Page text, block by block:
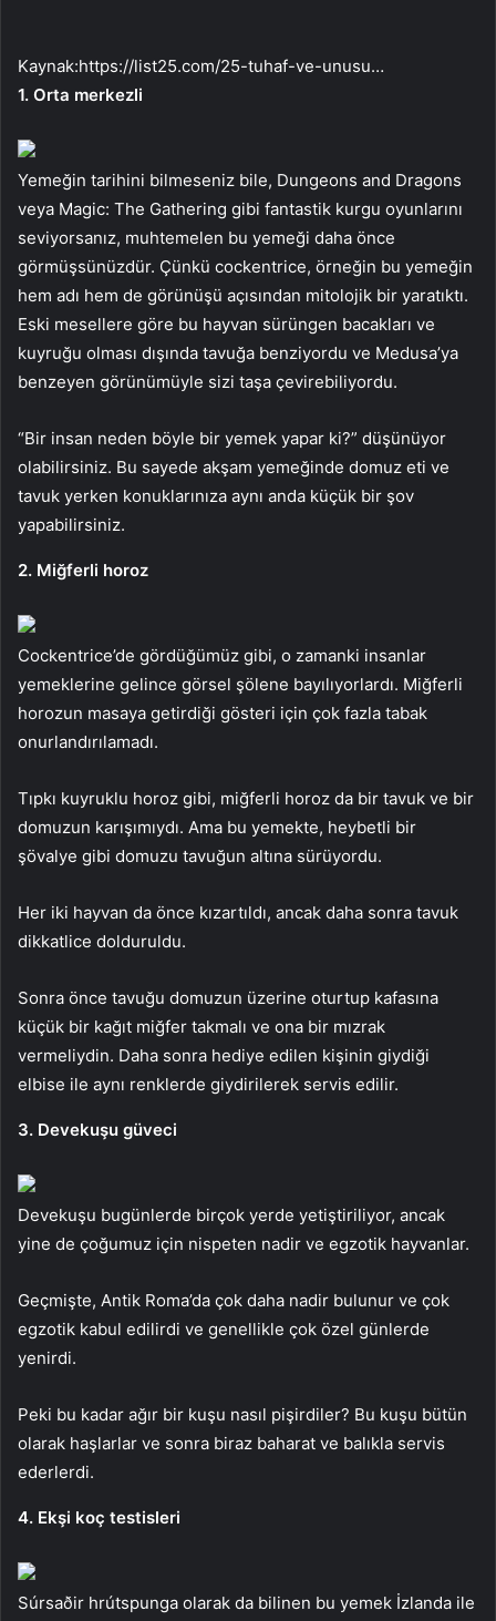
Kaynak:https://list25.com/25-tuhaf-ve-unusu…
1. Orta merkezli
Yemeğin tarihini bilmeseniz bile, Dungeons and Dragons
veya Magic: The Gathering gibi fantastik kurgu oyunlarını
seviyorsanız, muhtemelen bu yemeği daha önce
görmüşsünüzdür. Çünkü cockentrice, örneğin bu yemeğin
hem adı hem de görünüşü açısından mitolojik bir yaratıktı.
Eski mesellere göre bu hayvan sürüngen bacakları ve
kuyruğu olması dışında tavuğa benziyordu ve Medusa’ya
benzeyen görünümüyle sizi taşa çevirebiliyordu.
“Bir insan neden böyle bir yemek yapar ki?” düşünüyor
olabilirsiniz. Bu sayede akşam yemeğinde domuz eti ve
tavuk yerken konuklarınıza aynı anda küçük bir şov
yapabilirsiniz.
2. Miğferli horoz
Cockentrice’de gördüğümüz gibi, o zamanki insanlar
yemeklerine gelince görsel şölene bayılıyorlardı. Miğferli
horozun masaya getirdiği gösteri için çok fazla tabak
onurlandırılamadı.
Tıpkı kuyruklu horoz gibi, miğferli horoz da bir tavuk ve bir
domuzun karışımıydı. Ama bu yemekte, heybetli bir
şövalye gibi domuzu tavuğun altına sürüyordu.
Her iki hayvan da önce kızartıldı, ancak daha sonra tavuk
dikkatlice dolduruldu.
Sonra önce tavuğu domuzun üzerine oturtup kafasına
küçük bir kağıt miğfer takmalı ve ona bir mızrak
vermeliydin. Daha sonra hediye edilen kişinin giydiği
elbise ile aynı renklerde giydirilerek servis edilir.
3. Devekuşu güveci
Devekuşu bugünlerde birçok yerde yetiştiriliyor, ancak
yine de çoğumuz için nispeten nadir ve egzotik hayvanlar.
Geçmişte, Antik Roma’da çok daha nadir bulunur ve çok
egzotik kabul edilirdi ve genellikle çok özel günlerde
yenirdi.
Peki bu kadar ağır bir kuşu nasıl pişirdiler? Bu kuşu bütün
olarak haşlarlar ve sonra biraz baharat ve balıkla servis
ederlerdi.
4. Ekşi koç testisleri
Súrsaðir hrútspunga olarak da bilinen bu yemek İzlanda ile